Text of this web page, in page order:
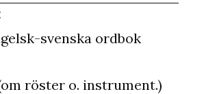
svenska ordbok
röster o. instrument.)